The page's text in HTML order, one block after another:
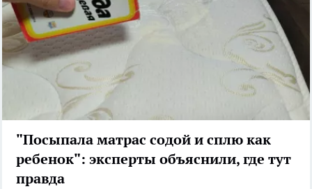
"Посыпала матрас содой и сплю как
ребенок": эксперты объяснили, где тут
правда